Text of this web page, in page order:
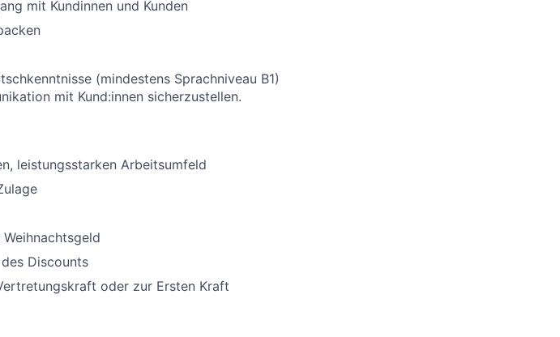
mit Kundinnen und Kunden
(mindestens Sprachniveau B1)
mit Kund:innen sicherzustellen.
leistungsstarken Arbeitsumfeld
Discounts
oder zur Ersten Kraft